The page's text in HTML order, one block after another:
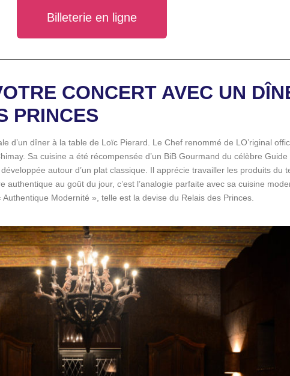
Billeterie en ligne
CONCERT AVEC UN
PRINCES
d’un dîner à la table de Loïc Pierard. Le Chef renommé de LO’riginal
Sa cuisine a été récompensée d’un BiB Gourmand du célèbre Guide
autour d’un plat classique. Il apprécie travailler les produits du
authentique au goût du jour, c’est l’analogie parfaite avec sa cuisine
Modernité », telle est la devise du Relais des Princes.